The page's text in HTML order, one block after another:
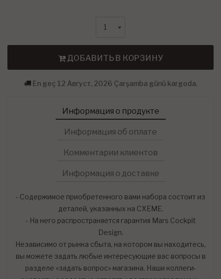
ДОБАВИТЬ В КОРЗИНУ
En geç 12 Август, 2026 Çarşamba günü kargoda.
Информация о продукте
Информация об оплате
Комментарии клиентов
Информация о доставке
- Содержимое приобретенного вами набора состоит из
деталей, указанных на СХЕМЕ.
- На него распространяется гарантия Mars Cockpit
Design.
Независимо от рынка сбыта, на котором вы находитесь,
вы можете задать любые интересующие вас вопросы в
разделе «задать вопрос» магазина. Наши коллеги-